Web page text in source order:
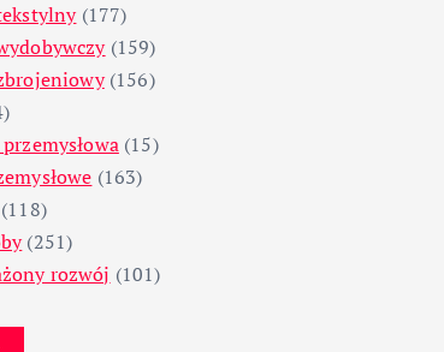
(177)
(159)
(156)
(15)
(163)
(118)
(251)
rozwój (101)